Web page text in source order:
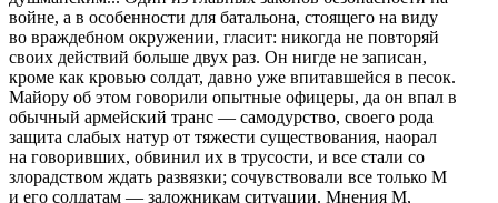
войне, а в особенности для батальона, стоящего на виду
во враждебном окружении, гласит: никогда не повторяй
своих действий больше двух раз. Он нигде не записан,
кроме как кровью солдат, давно уже впитавшейся в песок.
Майору об этом говорили опытные офицеры, да он впал в
обычный армейский транс — самодурство, своего рода
защита слабых натур от тяжести существования, наорал
на говоривших, обвинил их в трусости, и все стали со
злорадством ждать развязки; сочувствовали все только М
и его солдатам — заложникам ситуации. Мнения М,